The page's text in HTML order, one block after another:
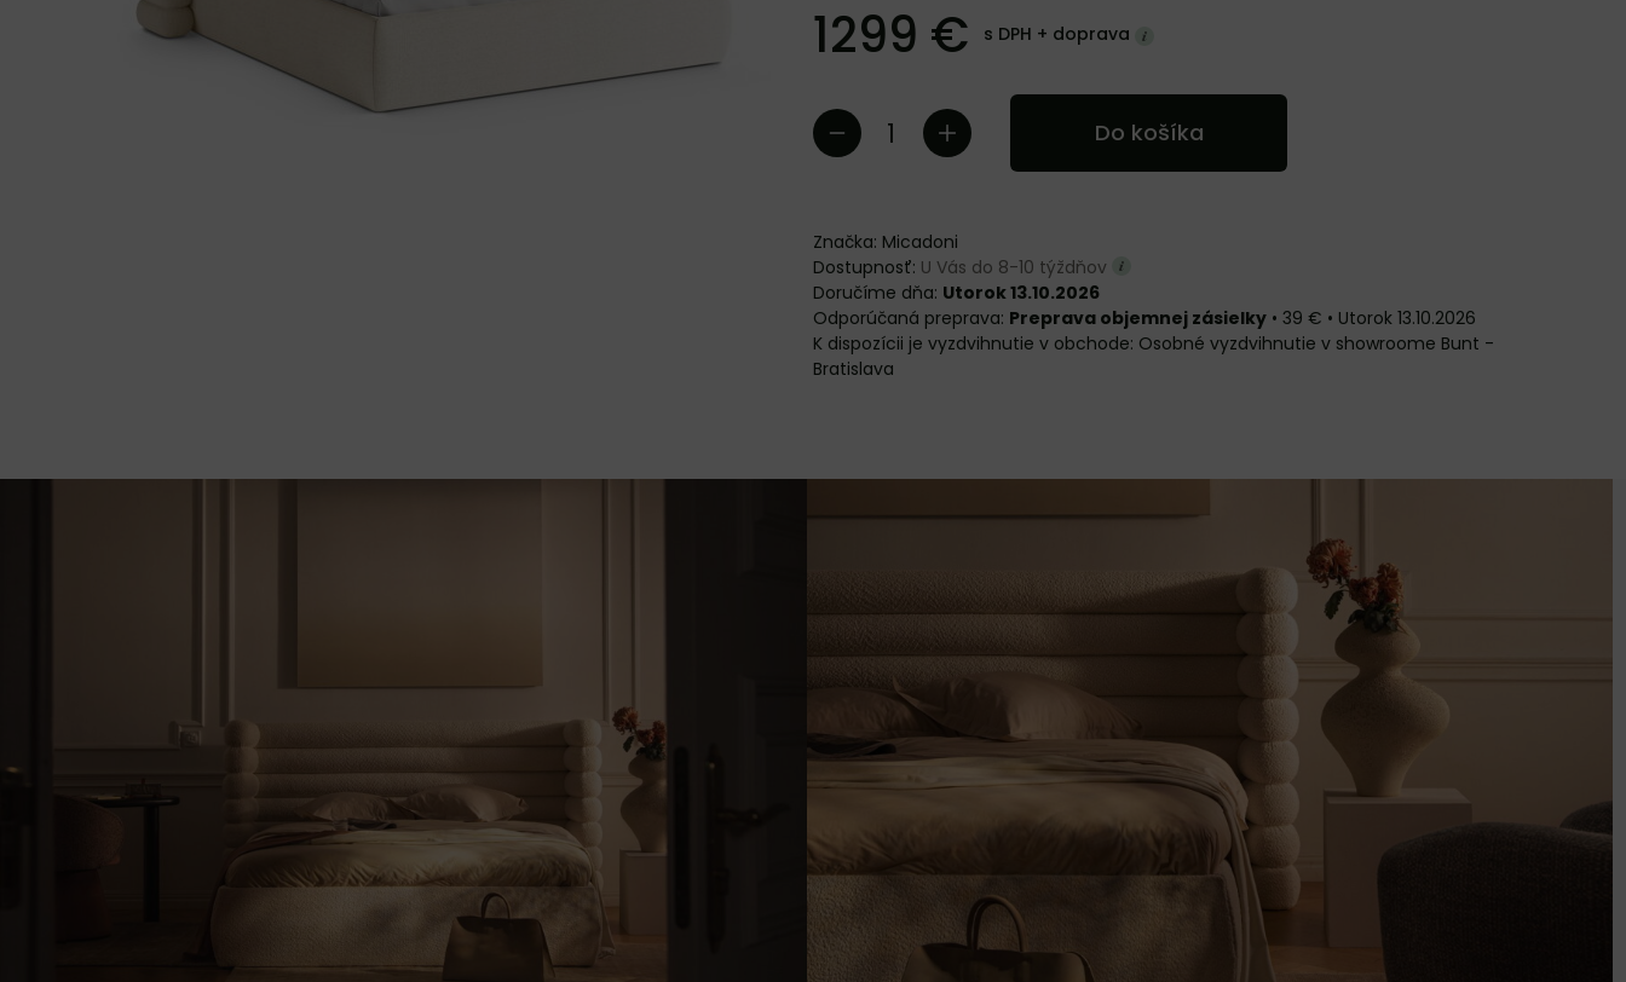
1299 € s DPH + doprava
Do košíka
Značka: Micadoni
Dostupnosť: U Vás do 8-10 týždňov
Doručíme dňa: Utorok 13.10.2026
Preprava objemnej zásielky • 39 € • Utorok 13.10.2026
Osobné vyzdvihnutie v showroome Bunt -
Bratislava